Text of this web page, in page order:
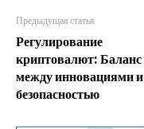
Предыдущая статья
Регулирование
криптовалют: Баланс
между инновациями и
безопасностью